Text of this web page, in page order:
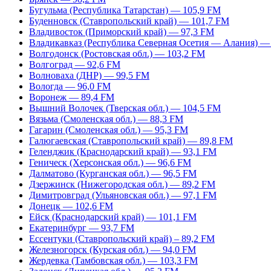
Бугульма (Республика Татарстан) — 105,9 FM
Буденновск (Ставропольский край) — 101,7 FM
Владивосток (Приморский край) — 97,3 FM
Владикавказ (Республика Северная Осетия — Алания)
Волгодонск (Ростовская обл.) — 103,2 FM
Волгоград — 92,6 FM
Волноваха (ДНР) — 99,5 FM
Вологда — 96,0 FM
Воронеж — 89,4 FM
Вышний Волочек (Тверская обл.) — 104,5 FM
Вязьма (Смоленская обл.) — 88,3 FM
Гагарин (Смоленская обл.) — 95,3 FM
Галюгаевская (Ставропольский край) — 89,8 FM
Геленджик (Краснодарский край) — 93,1 FM
Геническ (Херсонская обл.) — 96,6 FM
Далматово (Курганская обл.) — 96,5 FM
Дзержинск (Нижегородская обл.) — 89,2 FM
Димитровград (Ульяновская обл.) — 97,1 FM
Донецк — 102,6 FM
Ейск (Краснодарский край) — 101,1 FM
Екатеринбург — 93,7 FM
Ессентуки (Ставропольский край) – 89,2 FM
Железногорск (Курская обл.) — 94,0 FM
Жердевка (Тамбовская обл.) — 103,3 FM